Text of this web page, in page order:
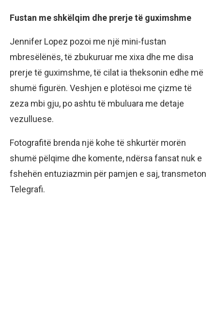
Fustan me shkëlqim dhe prerje të guximshme
Jennifer Lopez pozoi me një mini-fustan
mbresëlënës, të zbukuruar me xixa dhe me disa
prerje të guximshme, të cilat ia theksonin edhe më
shumë figurën. Veshjen e plotësoi me çizme të
zeza mbi gju, po ashtu të mbuluara me detaje
vezulluese.
Fotografitë brenda një kohe të shkurtër morën
shumë pëlqime dhe komente, ndërsa fansat nuk e
fshehën entuziazmin për pamjen e saj, transmeton
Telegrafi.